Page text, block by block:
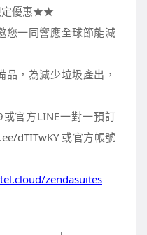
定優惠★★
您一同響應全球節能減
，為減少垃圾產出，
官方LINE一對一預訂
dTITwKY或官方帳號
zendasuites